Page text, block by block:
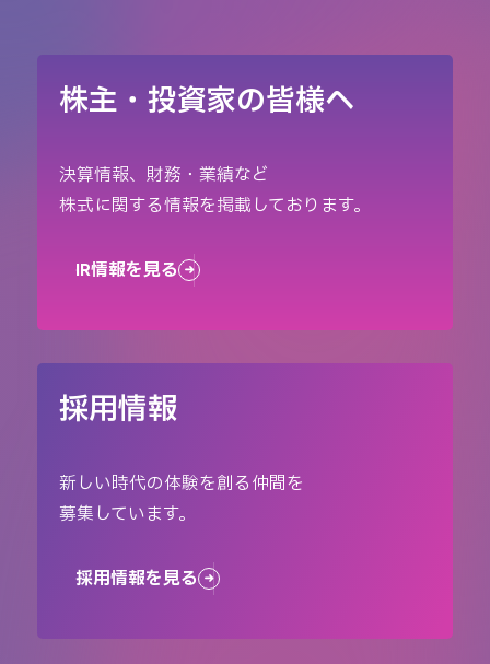
株主・投資家の皆様へ
決算情報、財務・業績など
株式に関する情報を掲載しております。
IR情報を見る
採用情報
新しい時代の体験を創る仲間を
募集しています。
採用情報を見る